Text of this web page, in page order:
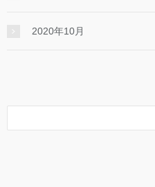
2020年10月